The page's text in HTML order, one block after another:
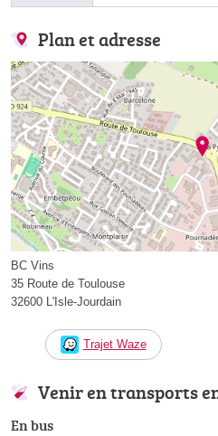
Plan et adresse
BC Vins
35 Route de Toulouse
32600 L'Isle-Jourdain
Trajet Waze
Venir en transports
En bus